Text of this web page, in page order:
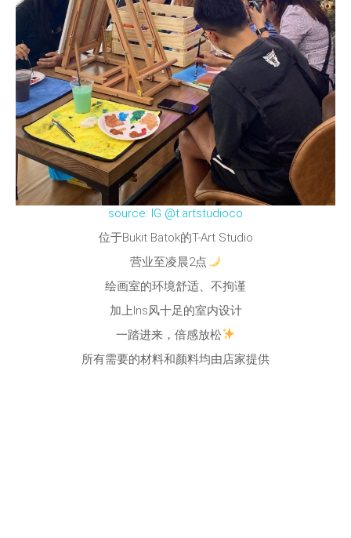
source: IG @t.artstudioco
位于Bukit Batok的T-Art Studio
营业至凌晨2点
绘画室的环境舒适、不拘谨
加上Ins风十足的室内设计
一踏进来，倍感放松
所有需要的材料和颜料均由店家提供